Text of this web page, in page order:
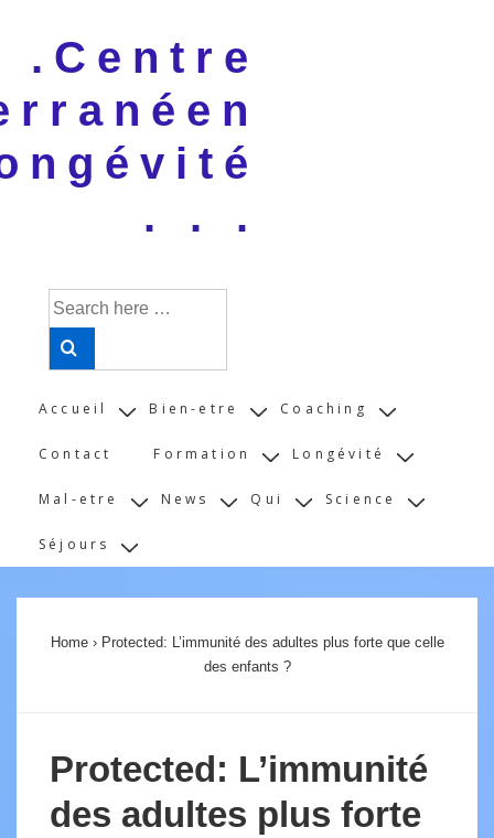
Main
.Centre
. . .
Search
for:
Main
Accueil Bien-etre Coaching
Contact Formation Longévité
Mal-etre News Qui Science
Séjours
Home › Protected: L’immunité des adultes plus forte que celle
des enfants ?
Protected: L’immunité
des adultes plus forte